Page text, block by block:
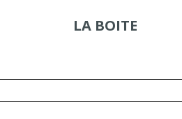
LA BOITE